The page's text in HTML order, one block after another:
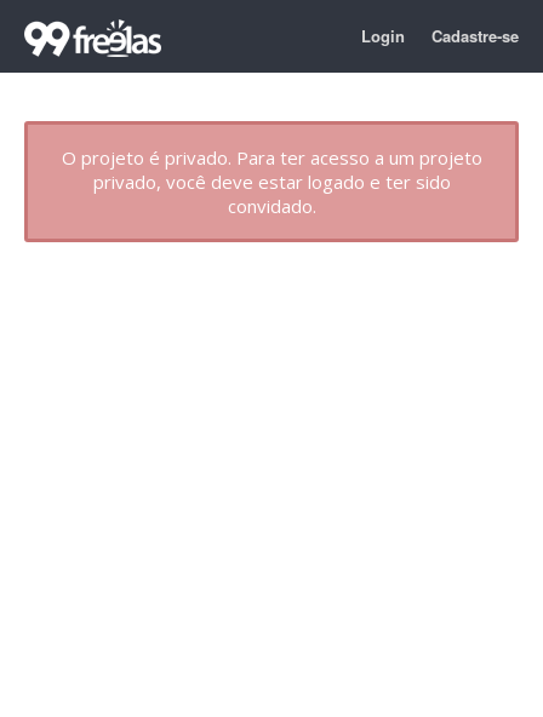
Login Cadastre-se
O projeto é privado. Para ter acesso a um projeto
privado, você deve estar logado e ter sido
convidado.